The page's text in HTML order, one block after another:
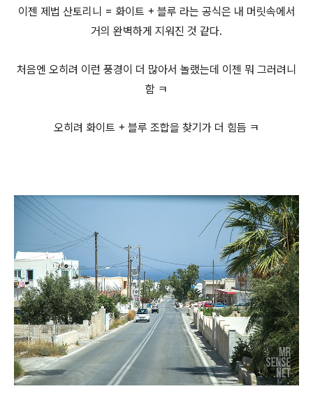
이젠 제법 산토리니 = 화이트 + 블루 라는 공식은 내 머릿속에서
거의 완벽하게 지워진 것 같다.
처음엔 오히려 이런 풍경이 더 많아서 놀랬는데 이젠 뭐 그러려니
함 ㅋ
오히려 화이트 + 블루 조합을 찾기가 더 힘듬 ㅋ